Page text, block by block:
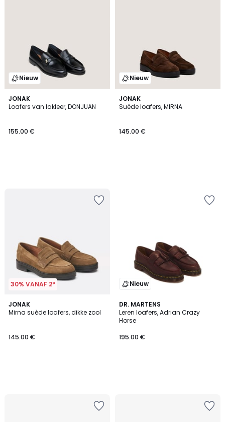
Nieuw
JONAK
Loafers van lakleer, DONJUAN
155.00 €
Nieuw
JONAK
Suède loafers, MIRNA
145.00 €
30% VANAF 2*
JONAK
Mirna suède loafers, dikke zool
145.00 €
Nieuw
DR. MARTENS
Leren loafers, Adrian Crazy
Horse
195.00 €